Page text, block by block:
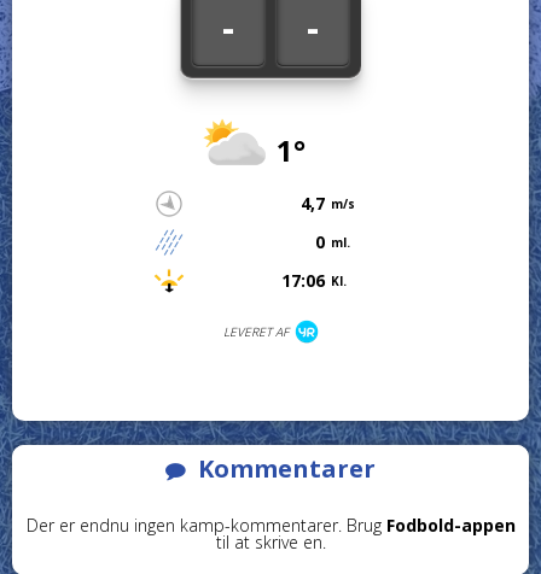
- -
1°
4,7 m/s
0 ml.
17:06 Kl.
LEVERET AF
Kommentarer
Der er endnu ingen kamp-kommentarer. Brug Fodbold-appen
til at skrive en.